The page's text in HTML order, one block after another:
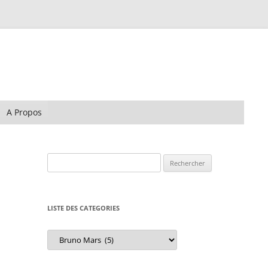
A Propos
LISTE DES CATEGORIES
Liste
des
Categories